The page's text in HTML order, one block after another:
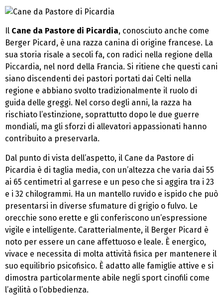
Il Cane da Pastore di Picardia, conosciuto anche come
Berger Picard, è una razza canina di origine francese. La
sua storia risale a secoli fa, con radici nella regione della
Piccardia, nel nord della Francia. Si ritiene che questi cani
siano discendenti dei pastori portati dai Celti nella
regione e abbiano svolto tradizionalmente il ruolo di
guida delle greggi. Nel corso degli anni, la razza ha
rischiato l’estinzione, soprattutto dopo le due guerre
mondiali, ma gli sforzi di allevatori appassionati hanno
contribuito a preservarla.
Dal punto di vista dell’aspetto, il Cane da Pastore di
Picardia è di taglia media, con un’altezza che varia dai 55
ai 65 centimetri al garrese e un peso che si aggira tra i 23
e i 32 chilogrammi. Ha un mantello ruvido e ispido che può
presentarsi in diverse sfumature di grigio o fulvo. Le
orecchie sono erette e gli conferiscono un’espressione
vigile e intelligente. Caratterialmente, il Berger Picard è
noto per essere un cane affettuoso e leale. È energico,
vivace e necessita di molta attività fisica per mantenere il
suo equilibrio psicofisico. È adatto alle famiglie attive e si
dimostra particolarmente abile negli sport cinofili come
l’agilità o l’obbedienza.